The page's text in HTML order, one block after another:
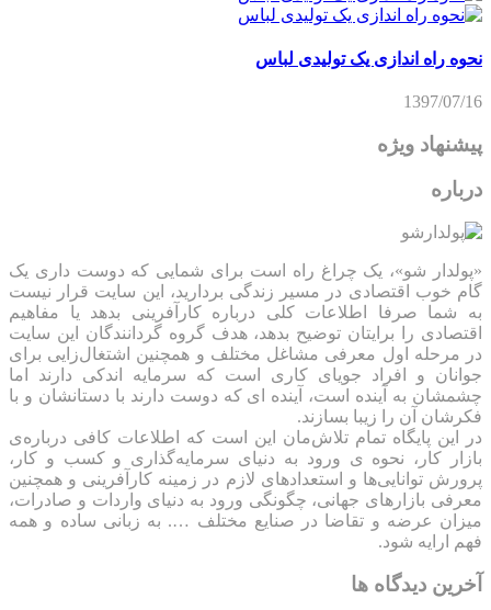
نحوه راه اندازی یک تولیدی لباس
1397/07/16
پیشنهاد ویژه
درباره
«پولدار شو»، یک چراغ راه است برای شمایی که دوست داری یک
گام خوب اقتصادی در مسیر زندگی بردارید، این سایت قرار نیست
به شما صرفا اطلاعات کلی درباره کارآفرینی بدهد یا مفاهیم
اقتصادی را برایتان توضیح بدهد، هدف گروه گردانندگان این سایت
در مرحله اول معرفی مشاغل مختلف و همچنین اشتغال‌زایی برای
جوانان و افراد جویای کاری است که سرمایه اندکی دارند اما
چشمشان به آینده است، آینده ای که دوست دارند با دستانشان و با
فکرشان آن را زیبا بسازند.
در این پایگاه تمام تلاش‌مان این است که ‌اطلاعات کافی درباره‌ی
بازار کار، نحوه ی ورود به دنیای سرمایه‌گذاری و کسب و کار،
پرورش توانایی‌ها و استعدادهای لازم در زمینه کارآفرینی و همچنین
معرفی بازارهای جهانی، چگونگی ورود به دنیای واردات و صادرات،
میزان عرضه و تقاضا در صنایع مختلف …. به زبانی ساده و همه
فهم ارایه شود.
آخرین دیدگاه ها